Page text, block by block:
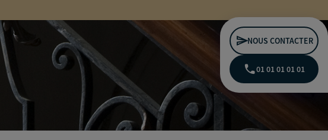
NOUS CONTACTER
01 01 01 01 01